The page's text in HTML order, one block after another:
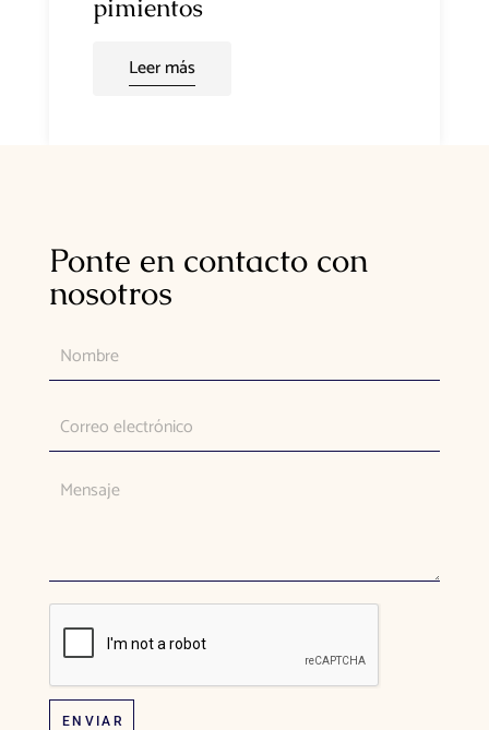
pimientos
Leer más
Ponte en contacto con
nosotros
ENVIAR